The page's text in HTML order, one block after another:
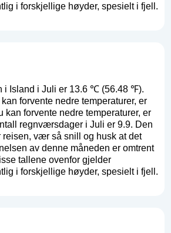
i forskjellige høyder, spesielt i fjell.
i Island i Juli er 13.6 ℃ (56.48 ℉).
forvente nedre temperaturer, er
forvente nedre temperaturer, er
regnværsdager i Juli er 9.9. Den
reisen, vær så snill og husk at det
av denne måneden er omtrent
tallene ovenfor gjelder
i forskjellige høyder, spesielt i fjell.